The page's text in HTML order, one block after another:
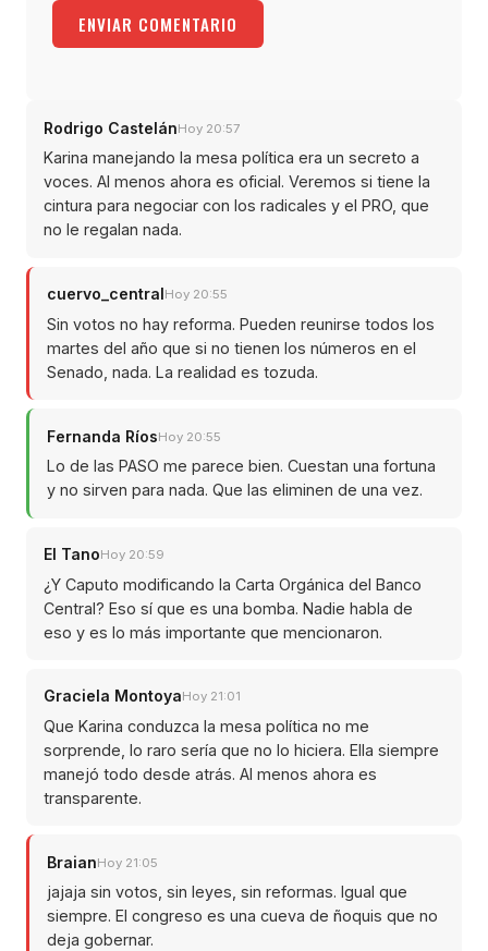
ENVIAR COMENTARIO
Rodrigo CastelánHoy 20:57
Karina manejando la mesa política era un secreto a
voces. Al menos ahora es oficial. Veremos si tiene la
cintura para negociar con los radicales y el PRO, que
no le regalan nada.
cuervo_centralHoy 20:55
Sin votos no hay reforma. Pueden reunirse todos los
martes del año que si no tienen los números en el
Senado, nada. La realidad es tozuda.
Fernanda RíosHoy 20:55
Lo de las PASO me parece bien. Cuestan una fortuna
y no sirven para nada. Que las eliminen de una vez.
El TanoHoy 20:59
¿Y Caputo modificando la Carta Orgánica del Banco
Central? Eso sí que es una bomba. Nadie habla de
eso y es lo más importante que mencionaron.
Graciela MontoyaHoy 21:01
Que Karina conduzca la mesa política no me
sorprende, lo raro sería que no lo hiciera. Ella siempre
manejó todo desde atrás. Al menos ahora es
transparente.
BraianHoy 21:05
jajaja sin votos, sin leyes, sin reformas. Igual que
siempre. El congreso es una cueva de ñoquis que no
deja gobernar.